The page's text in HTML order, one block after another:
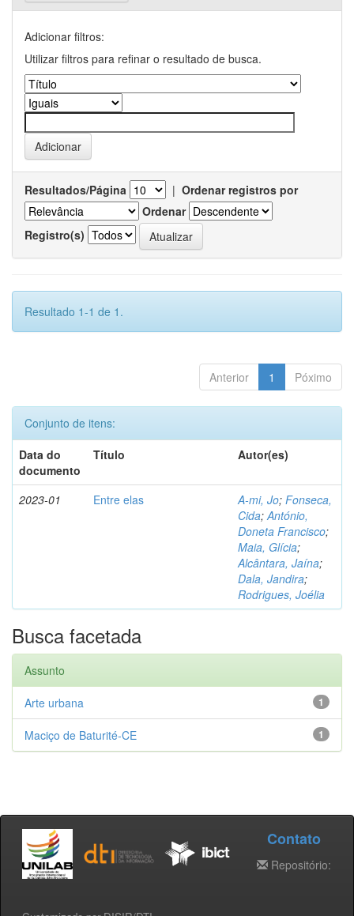
Adicionar filtros:
Utilizar filtros para refinar o resultado de busca.
Resultados/Página | Ordenar registros por
Ordenar
Registro(s)
Resultado 1-1 de 1.
Anterior 1 Póximo
Conjunto de itens:
Data do
documento
Título Autor(es)
2023-01 Entre elas A-mi, Jo; Fonseca,
Cida;António,
Doneta Francisco;
Maia, Glícia;
Alcântara, Jaína;
Dala, Jandira;
Rodrigues, Joélia
Busca facetada
Assunto
1
Arte urbana
1
Maciço de Baturité-CE
Contato
Repositório: